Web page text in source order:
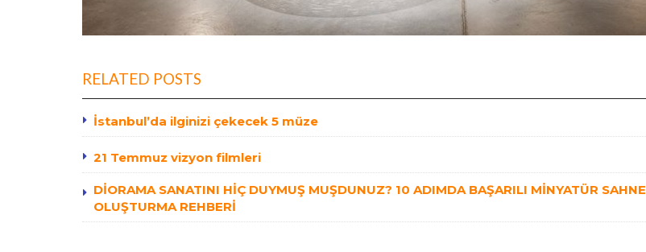
RELATED POSTS
İstanbul’da ilginizi çekecek 5 müze
21 Temmuz vizyon filmleri
DİORAMA SANATINI HİÇ DUYMUŞ MUŞDUNUZ? 10 ADIMDA BAŞARILI MİNYATÜR SAHNE
OLUŞTURMA REHBERİ